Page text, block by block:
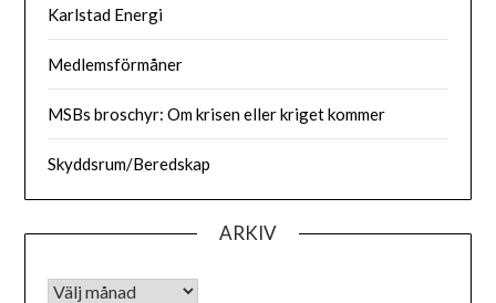
Karlstad Energi
Medlemsförmåner
MSBs broschyr: Om krisen eller kriget kommer
Skyddsrum/Beredskap
ARKIV
Arkiv